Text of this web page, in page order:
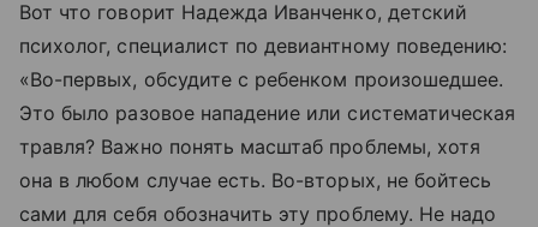
Вот что говорит Надежда Иванченко, детский
психолог, специалист по девиантному поведению:
«Во-первых, обсудите с ребенком произошедшее.
Это было разовое нападение или систематическая
травля? Важно понять масштаб проблемы, хотя
она в любом случае есть. Во-вторых, не бойтесь
сами для себя обозначить эту проблему. Не надо